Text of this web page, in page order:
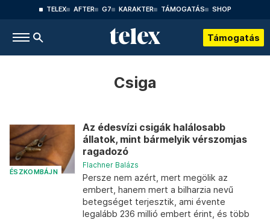
TELEX AFTER G7 KARAKTER TÁMOGATÁS SHOP
Támogatás
Csiga
ÉSZKOMBÁJN
Az édesvízi csigák halálosabb
állatok, mint bármelyik vérszomjas
ragadozó
Flachner Balázs
Persze nem azért, mert megölik az
embert, hanem mert a bilharzia nevű
betegséget terjesztik, ami évente
legalább 236 millió embert érint, és több